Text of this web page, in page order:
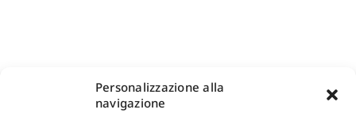
Personalizzazione alla
navigazione